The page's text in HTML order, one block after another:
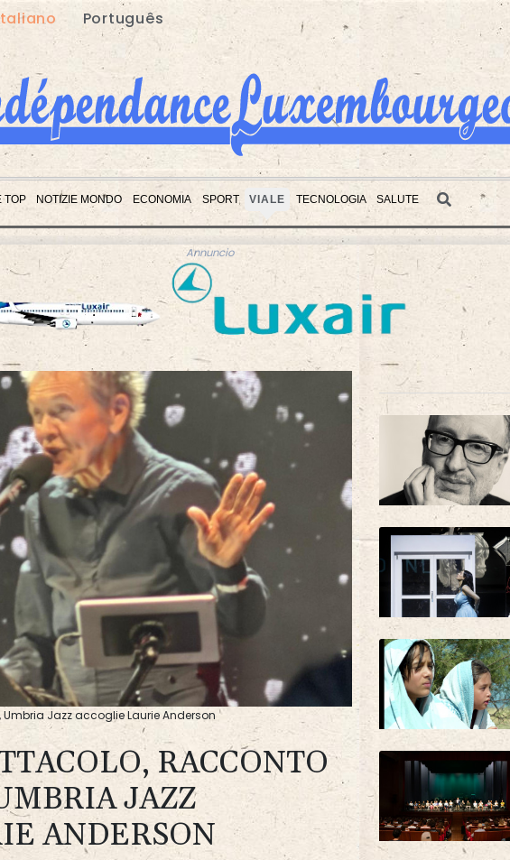
Português
TOP NOTIZIE MONDO ECONOMIA SPORT VIALE TECNOLOGIA SALUTE
Annuncio
Jazz accoglie Laurie Anderson
RACCONTO
JAZZ
ANDERSON